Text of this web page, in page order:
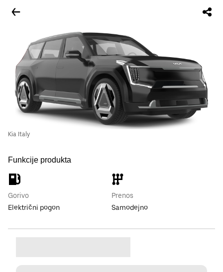
Kia Italy
Funkcije produkta
Gorivo
Električni pogon
Prenos
Samodejno